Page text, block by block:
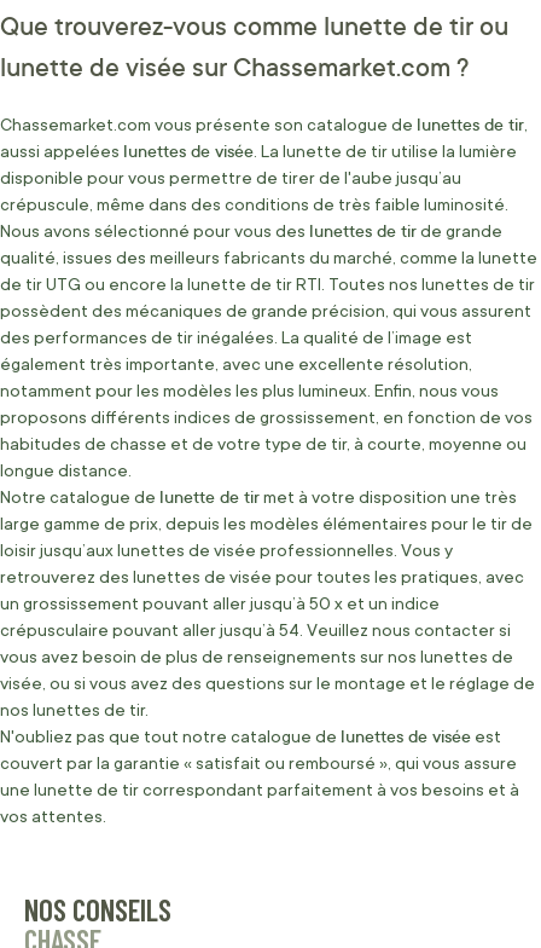
Que trouverez-vous comme lunette de tir ou
lunette de visée sur Chassemarket.com ?
Chassemarket.com vous présente son catalogue de lunettes de tir
aussi appelées lunettes de visée . La lunette de tir utilise la lumière
disponible pour vous permettre de tirer de l'aube jusqu’au
crépuscule, même dans des conditions de très faible luminosité.
Nous avons sélectionné pour vous des lunettes de tirde grande
qualité, issues des meilleurs fabricants du marché, comme la lunette
de tir UTG ou encore la lunette de tir RTI. Toutes nos lunettes de tir
possèdent des mécaniques de grande précision, qui vous assurent
des performances de tir inégalées. La qualité de l’image est
également très importante, avec une excellente résolution,
notamment pour les modèles les plus lumineux. Enfin, nous vous
proposons différents indices de grossissement, en fonction de vos
habitudes de chasse et de votre type de tir, à courte, moyenne ou
longue distance.
Notre catalogue de lunette de tirmet à votre disposition une très
large gamme de prix, depuis les modèles élémentaires pour le tir de
loisir jusqu’aux lunettes de visée professionnelles. Vous y
retrouverez des lunettes de visée pour toutes les pratiques, avec
un grossissement pouvant aller jusqu’à 50 x et un indice
crépusculaire pouvant aller jusqu’à 54. Veuillez nous contacter si
vous avez besoin de plus de renseignements sur nos lunettes de
visée, ou si vous avez des questions sur le montage et le réglage de
nos lunettes de tir.
N'oubliez pas que tout notre catalogue de lunettes de visée est
couvert par la garantie « satisfait ou remboursé », qui vous assure
une lunette de tir correspondant parfaitement à vos besoins et à
vos attentes.
NOS CONSEILS
CHASSE